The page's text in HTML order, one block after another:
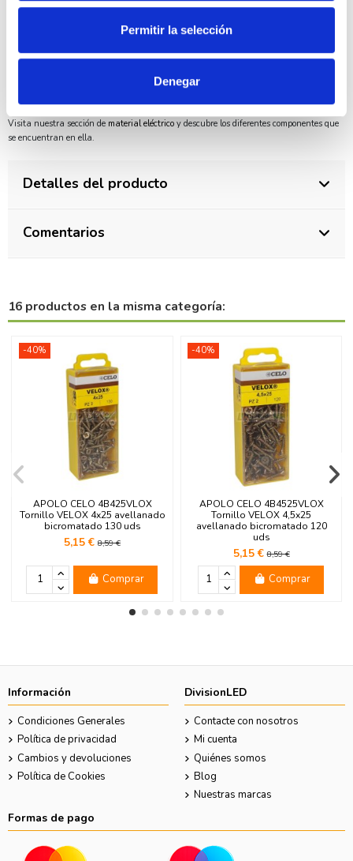
Permitir la selección
Denegar
aparatos de medida o diferentes equipos de montajes en nuestra sección de
Tornillo VELOX 3x15 avellanado bicromatado 230 uds podrás realizar tus
instalaciones de una manera profesional. Aparte en DivisionLED somos expertos
profesionales en el sector y nuestro personal podrá asesorarte en lo que necesites.
Anclajes y fijacionesy especialmente de la marca
CELO
Visita nuestra sección de material eléctricoy descubre los diferentes componentes que
se encuentran en ella.
Detalles del producto
Comentarios
16 productos en la misma categoría:
-40%
APOLO CELO 4B425VLOX
Tornillo VELOX 4x25 avellanado
bicromatado 130 uds
5,15 € 8,59 €
Comprar
-40%
APOLO CELO 4B4525VLOX
Tornillo VELOX 4,5x25
avellanado bicromatado 120
uds
5,15 €8,59 €
Comprar
Información
Condiciones Generales
Política de privacidad
Cambios y devoluciones
Política de Cookies
DivisionLED
Contacte con nosotros
Mi cuenta
Quiénes somos
Blog
Nuestras marcas
Formas de pago